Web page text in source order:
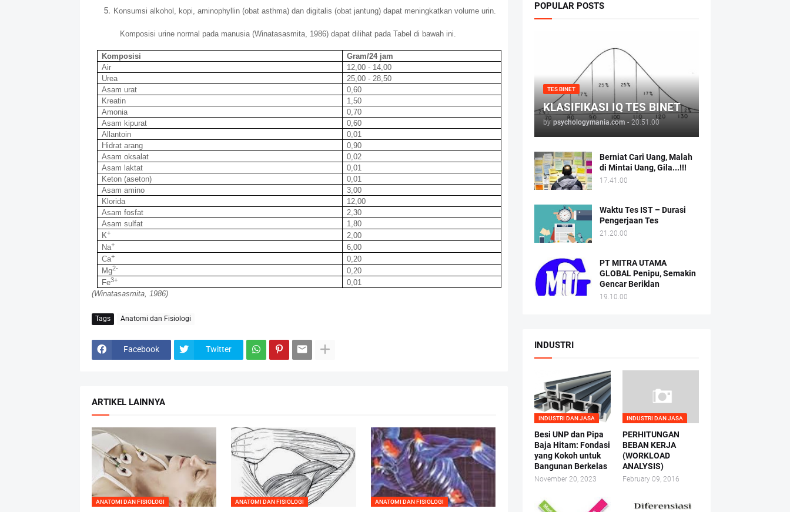
Konsumsi alkohol, kopi, aminophyllin (obat asthma) dan digitalis (obat jantung) dapat meningkatkan volume urin.
Komposisi urine normal pada manusia (Winatasasmita, 1986) dapat dilihat pada Tabel di bawah ini.
Komposisi
Gram/24 jam
Air
12,00 - 14,00
Urea
25,00 - 28,50
Asam urat
0,60
Kreatin
1,50
Amonia
0,70
Asam kipurat
0,60
Allantoin
0,01
Hidrat arang
0,90
Asam oksalat
0,02
Asam laktat
0,01
Keton (aseton)
0,01
Asam amino
3,00
Klorida
12,00
Asam fosfat
2,30
Asam sulfat
1,80
K+
2,00
Na+
6,00
Ca+
0,20
Mg2-
0,20
Fe3+
0,01
(Winatasasmita, 1986)
Tags Anatomi dan Fisiologi
Facebook Twitter
ARTIKEL LAINNYA
ANATOMI DAN FISIOLOGI ANATOMI DAN FISIOLOGI ANATOMI DAN FISIOLOGI
POPULAR POSTS
TES BINET
KLASIFIKASI IQ TES BINET
by psychologymania.com - 20.51.00
Berniat Cari Uang, Malah
di Mintai Uang, Gila...!!!
17.41.00
Waktu Tes IST – Durasi
Pengerjaan Tes
21.20.00
PT MITRA UTAMA
GLOBAL Penipu, Semakin
Gencar Beriklan
19.10.00
INDUSTRI
INDUSTRI DAN JASA
Besi UNP dan Pipa
Baja Hitam: Fondasi
yang Kokoh untuk
Bangunan Berkelas
November 20, 2023
INDUSTRI DAN JASA
PERHITUNGAN
BEBAN KERJA
(WORKLOAD
ANALYSIS)
February 09, 2016